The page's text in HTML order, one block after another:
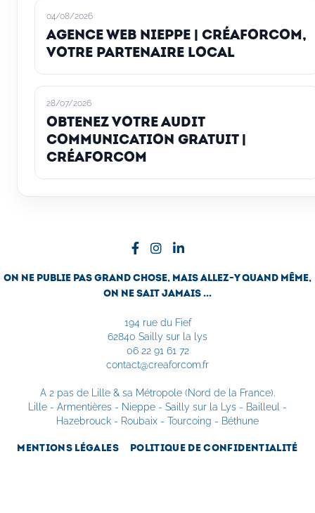
04/08/2026
Agence web Nieppe | Créaforcom,
votre partenaire local
28/07/2026
Obtenez votre audit
communication gratuit |
Créaforcom
on ne publie pas grand chose, mais allez-y quand même,
on ne sait jamais ...
194 rue du Fief
62840 Sailly sur la lys
06 22 91 61 72
contact@creaforcom.fr
A 2 pas de Lille & sa Métropole (Nord de la France).
Lille - Armentières - Nieppe - Sailly sur la Lys - Bailleul -
Hazebrouck - Roubaix - Tourcoing - Béthune
MENTIONS LÉGALES POLITIQUE DE CONFIDENTIALITÉ